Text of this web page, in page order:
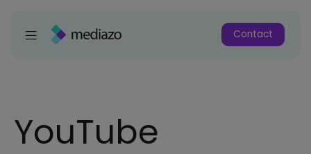
Contact
YouTube